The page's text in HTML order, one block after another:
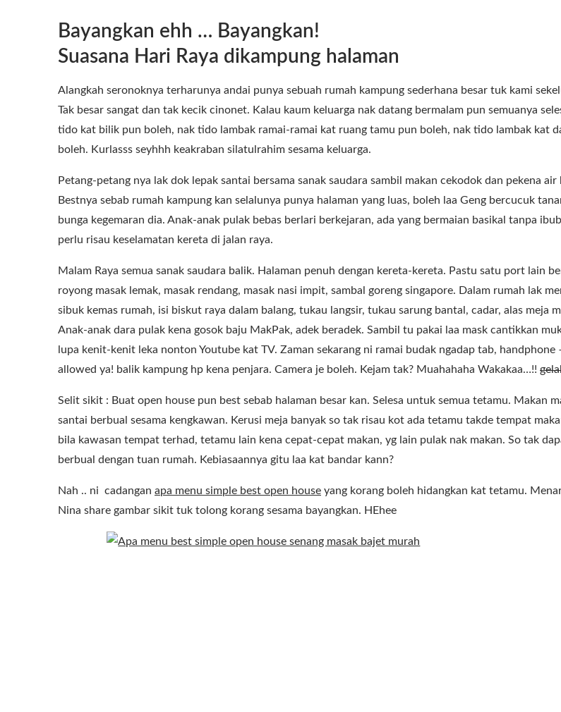
Bayangkan ehh … Bayangkan!
Suasana Hari Raya dikampung halaman
Alangkah seronoknya terharunya andai punya sebuah rumah kampung sederhana besar tuk kami
Tak besar sangat dan tak kecik cinonet. Kalau kaum keluarga nak datang bermalam pun semuanya
tido kat bilik pun boleh, nak tido lambak ramai-ramai kat ruang tamu pun boleh, nak tido lambak kat
boleh. Kurlasss seyhhh keakraban silatulrahim sesama keluarga.
Petang-petang nya lak dok lepak santai bersama sanak saudara sambil makan cekodok dan pekena air
Bestnya sebab rumah kampung kan selalunya punya halaman yang luas, boleh laa Geng bercucuk
bunga kegemaran dia. Anak-anak pulak bebas berlari berkejaran, ada yang bermaian basikal tanpa
perlu risau keselamatan kereta di jalan raya.
Malam Raya semua sanak saudara balik. Halaman penuh dengan kereta-kereta. Pastu satu port lain
royong masak lemak, masak rendang, masak nasi impit, sambal goreng singapore. Dalam rumah lak
sibuk kemas rumah, isi biskut raya dalam balang, tukau langsir, tukau sarung bantal, cadar, alas meja
Anak-anak dara pulak kena gosok baju MakPak, adek beradek. Sambil tu pakai laa mask cantikkan
lupa kenit-kenit leka nonton Youtube kat TV. Zaman sekarang ni ramai budak ngadap tab, handphone
allowed ya! balik kampung hp kena penjara. Camera je boleh. Kejam tak? Muahahaha Wakakaa…!!
Selit sikit : Buat open house pun best sebab halaman besar kan. Selesa untuk semua tetamu. Makan
santai berbual sesama kengkawan. Kerusi meja banyak so tak risau kot ada tetamu takde tempat
bila kawasan tempat terhad, tetamu lain kena cepat-cepat makan, yg lain pulak nak makan. So tak
berbual dengan tuan rumah. Kebiasaannya gitu laa kat bandar kann?
Nah .. ni cadangan apa menu simple best open house yang korang boleh hidangkan kat tetamu.
Nina share gambar sikit tuk tolong korang sesama bayangkan. HEhee